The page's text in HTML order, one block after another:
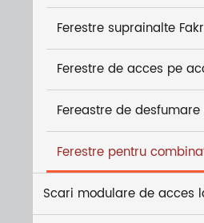
Ferestre suprainalte
Ferestre de acces pe
Fereastre de desfumare
Ferestre pentru
Scari modulare de acces